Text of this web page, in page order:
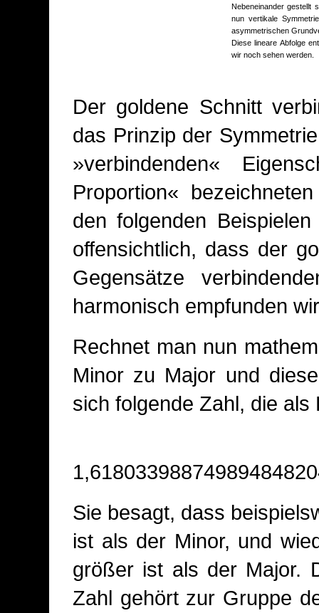
Nebeneinander gestellt
nun vertikale
asymmetrischen
Diese lineare Abfolge
wir noch sehen werden.
Der goldene Schnitt
das Prinzip der
»verbindenden«
Proportion«
den folgenden
offensichtlich, dass der
Gegensätze
harmonisch empfunden
Rechnet man nun
Minor zu Major und
sich folgende Zahl, die
Sie besagt, dass
ist als der Minor, und
größer ist als der Major.
Zahl gehört zur Gruppe